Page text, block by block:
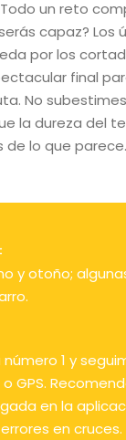
un reto
capaz? Los
por los
final
No
la dureza del
lo que parece.
y otoño;
1 y
GPS.
en la
en